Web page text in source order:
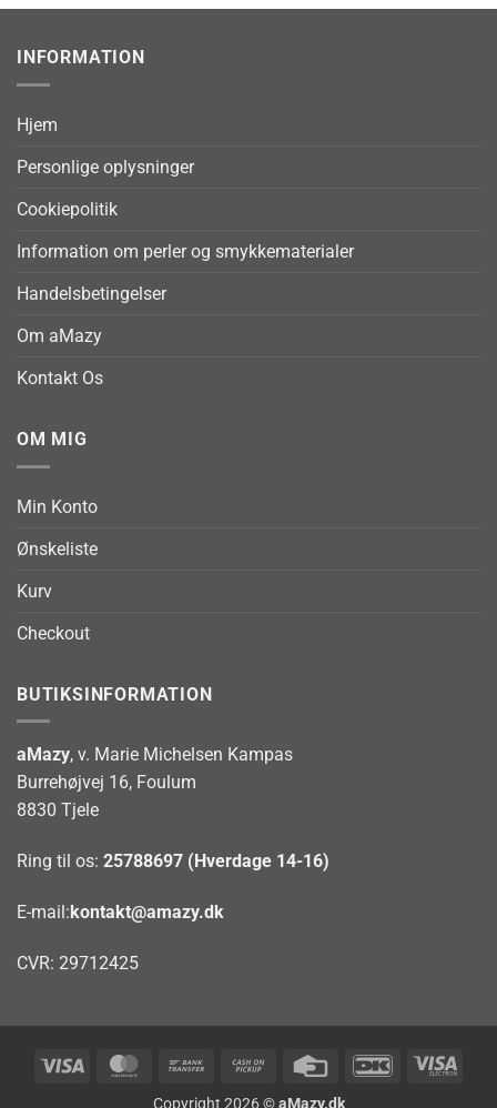
INFORMATION
Hjem
Personlige oplysninger
Cookiepolitik
Information om perler og smykkematerialer
Handelsbetingelser
Om aMazy
Kontakt Os
OM MIG
Min Konto
Ønskeliste
Kurv
Checkout
BUTIKSINFORMATION
aMazy, v. Marie Michelsen Kampas
Burrehøjvej 16, Foulum
8830 Tjele
Ring til os: 25788697 (Hverdage 14-16)
E-mail:kontakt@amazy.dk
CVR: 29712425
Visa MasterCardBank
Cash
Credit
DanKort Visa